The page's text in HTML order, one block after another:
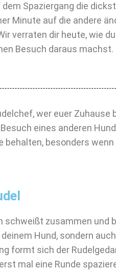
Spaziergang die
Minute auf die andere
verraten dir heute, wie
Besuch daraus machst.
wer euer Zuhause
eines anderen
behalten, besonders
schweißt zusammen und
Hund, sondern
formt sich der
mal eine Runde